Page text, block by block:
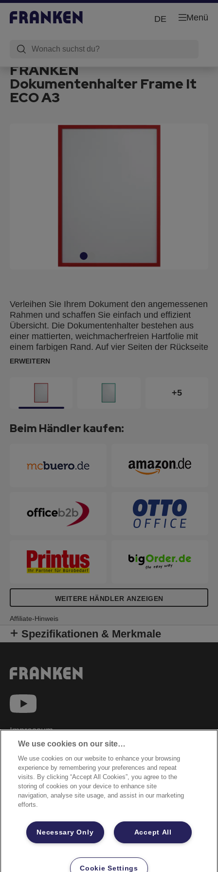
Menü
DE
FRANKEN
Dokumentenhalter Frame It
ECO A3
Verleihen Sie Ihrem Dokument den angemessenen
Rahmen und schaffen Sie einfach und effizient
Übersicht. Die Dokumentenhalter bestehen aus
einer mattierten, weichmacherfreien Hartfolie mit
einem farbigen Rand. Auf vier Seiten der Rückseite
sind Magnetstreifen angebracht, die sich für den
ERWEITERN
+5
Beim Händler kaufen:
WEITERE HÄNDLER ANZEIGEN
Affiliate-Hinweis
Spezifikationen & Merkmale
Impressum
Datenschutzhinweise
Datenzugriffsberechtigung
Sicherheitsdatenblätter
Cookie Richtlinie
Rechtliche Hinweise
Garantiebestimmungen
Site Map
©2026 ACCO Brands
We use cookies on our site…
We use cookies on our website to enhance your browsing
experience by remembering your preferences and repeat
visits. By clicking “Accept All Cookies”, you agree to the
storing of cookies on your device to enhance site
navigation, analyse site usage, and assist in our marketing
efforts.
Accept All
Necessary Only
Cookie Settings